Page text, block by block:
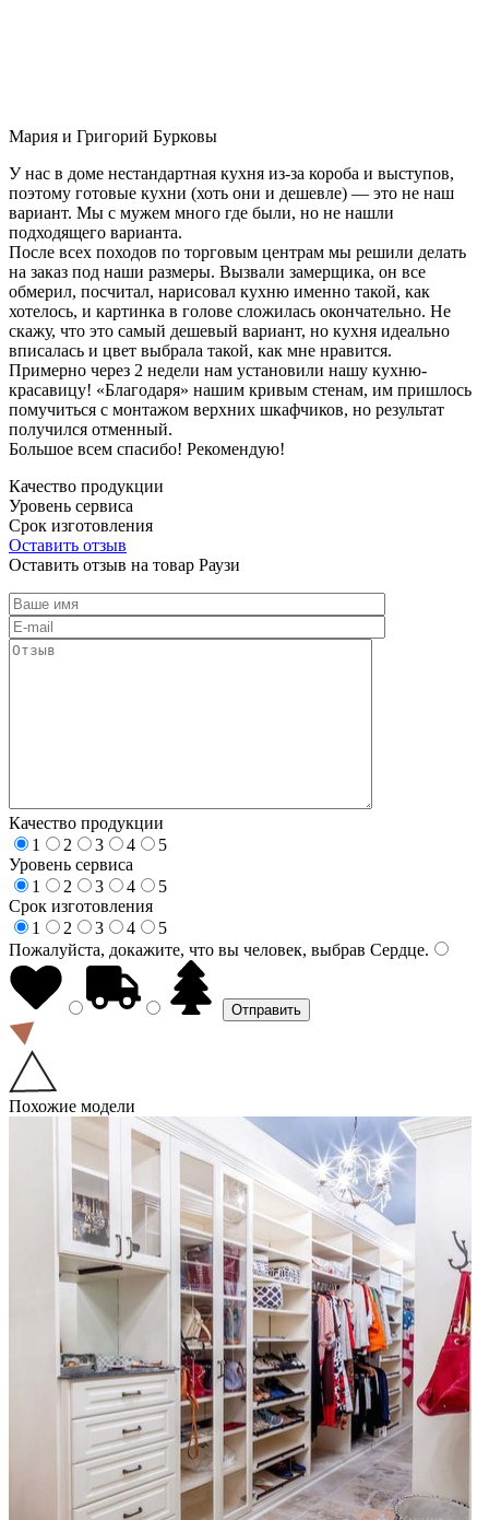
Мария и Григорий Бурковы
У нас в доме нестандартная кухня из-за короба и выступов,
поэтому готовые кухни (хоть они и дешевле) — это не наш
вариант. Мы с мужем много где были, но не нашли
подходящего варианта.
После всех походов по торговым центрам мы решили делать
на заказ под наши размеры. Вызвали замерщика, он все
обмерил, посчитал, нарисовал кухню именно такой, как
хотелось, и картинка в голове сложилась окончательно. Не
скажу, что это самый дешевый вариант, но кухня идеально
вписалась и цвет выбрала такой, как мне нравится.
Примерно через 2 недели нам установили нашу кухню-
красавицу! «Благодаря» нашим кривым стенам, им пришлось
помучиться с монтажом верхних шкафчиков, но результат
получился отменный.
Большое всем спасибо! Рекомендую!
Качество продукции
Уровень сервиса
Срок изготовления
Оставить отзыв
Оставить отзыв на товар Раузи
Качество продукции
1
2 3 4
5
Уровень сервиса
1
2 3 4
5
Срок изготовления
1
2 3 4
5
Пожалуйста, докажите, что вы человек, выбрав Сердце.
Похожие модели